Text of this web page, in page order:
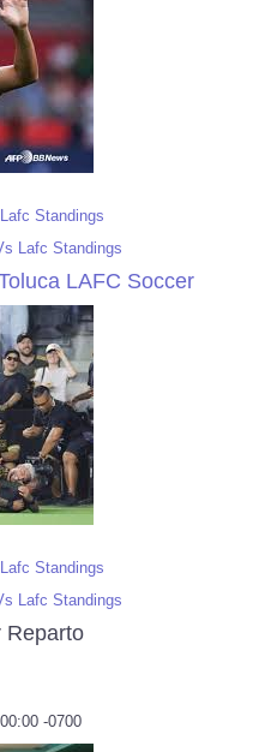
Standings
Lafc Standings
LAFC Soccer
Standings
Lafc Standings
Reparto
-0700